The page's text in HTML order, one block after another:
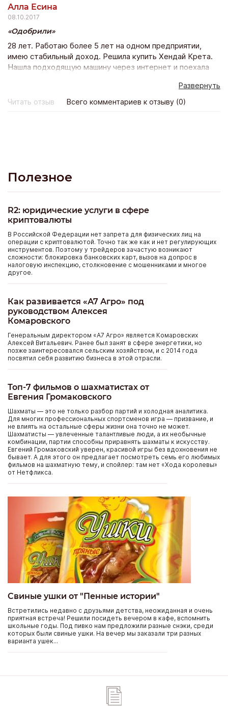
Алла Есина
08.10.2017
Одобрили
28 лет. Работаю более 5 лет на одном предприятии,
имею стабильный доход. Решила купить Хендай Крета.
Нашла подходящую машину через интернет и поехала
из которых мне 4 отказали а 5 ответ так не пришел…
Тогда я в интернете опять же нашла Экстра банк и
Развернуть
Читать отзыв
Всего комментариев к отзыву (0)
Полезное
R2: юридические услуги в сфере
криптовалюты
В Российской Федерации нет запрета для физических лиц на
операции с криптовалютой. Точно так же как и нет регулирующих
инструментов. Поэтому у трейдеров зачастую возникают
сложности: блокировка банковских карт, вызов на допрос в
налоговую инспекцию, столкновение с мошенниками и многое
другое.
Как развивается «А7 Агро» под
руководством Алексея
Комаровского
Генеральным директором «А7 Агро» является Комаровских
Алексей Витальевич. Ранее был занят в сфере энергетики, но
позже заинтересовался сельским хозяйством, и с 2014 года
посвятил себя развитию бизнеса в этой отрасли.
Топ-7 фильмов о шахматистах от
Евгения Громаковского
Шахматы — это не только разбор партий и холодная аналитика.
Для многих профессиональных спортсменов игра — призвание, и
не влиять на остальные сферы жизни она точно не может.
Шахматисты — увлеченные талантливые люди, а их необычные
комбинации, партии способны приравнять шахматы к искусству.
Евгений Громаковский уверен, красивой игры без вдохновения не
бывает. А для этого он предлагает посмотреть семь его любимых
фильмов на шахматную тему, и спойлер: там нет «Хода королевы»
от Нетфликса.
Свиные ушки от "Пенные истории"
Встретились недавно с друзьями детства, неожиданная и очень
приятная встреча! Решили посидеть вечером в кафе, вспомнить
школьные годы. Под пивко нам предложили разные снэки, среди
которых были свиные ушки. На вечер мы заказали три разных
варианта ушек...